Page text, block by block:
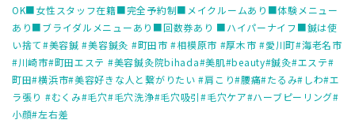
OK■女性スタッフ在籍■完全予約制■メイクルームあり■体験メニュー
あり■ブライダルメニューあり■回数券あり ■ハイパーナイフ■鍼は使
い捨て⁡#美容鍼 #美容鍼灸 #町田市 #相模原市 #厚木市 #愛川町#海老名市
#川崎市#町田エステ #美容鍼灸院bihada#美肌#beauty#鍼灸#エステ#
町田#横浜市#美容好きな人と繋がりたい #肩こり#腰痛#たるみ#しわ#エ
ラ張り #むくみ#毛穴#毛穴洗浄#毛穴吸引#毛穴ケア#ハーブピーリング#
小顔#左右差